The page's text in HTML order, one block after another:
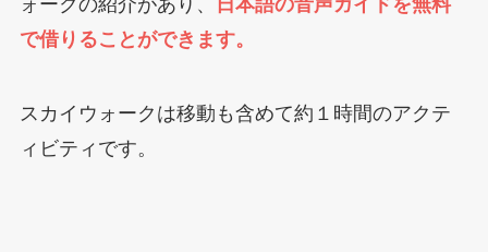
ォークの紹介があり、
日本語の音声ガイドを無料
で借りることができます。
スカイウォークは移動も含めて約１時間のアクテ
ィビティです。